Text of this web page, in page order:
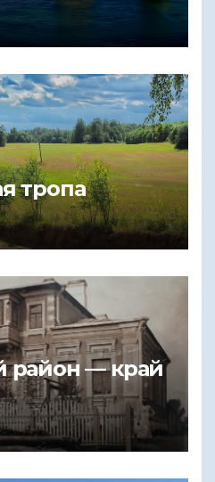
тропа
район — край